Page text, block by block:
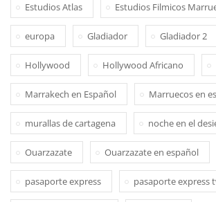
Estudios Atlas Estudios Filmicos
europa Gladiador Gladiador 2
Hollywood Hollywood Africano
Marrakech en Español Marruecos en
murallas de cartagena noche en el
Ouarzazate Ouarzazate en español
pasaporte express pasaporte express